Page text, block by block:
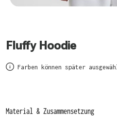
Fluffy Hoodie
Farben können später
Material & Zusammensetzung